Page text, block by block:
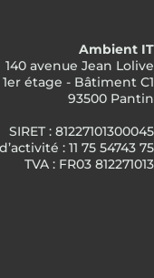
Ambient IT
140 avenue Jean Lolive
1er étage - Bâtiment C1
93500 Pantin
SIRET : 81227101300045
: 11 75 54743 75
TVA : FR03 812271013